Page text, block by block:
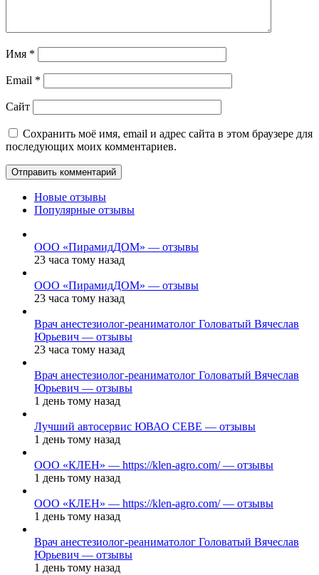
Имя *
Email *
Сайт
Сохранить моё имя, email и адрес сайта в этом браузере для
последующих моих комментариев.
Новые отзывы
Популярные отзывы
ООО «ПирамидДОМ» — отзывы
23 часа тому назад
ООО «ПирамидДОМ» — отзывы
23 часа тому назад
Врач анестезиолог-реаниматолог Головатый Вячеслав
Юрьевич — отзывы
23 часа тому назад
Врач анестезиолог-реаниматолог Головатый Вячеслав
Юрьевич — отзывы
1 день тому назад
Лучший автосервис ЮВАО CEBE — отзывы
1 день тому назад
ООО «КЛЕН» — https://klen-agro.com/ — отзывы
1 день тому назад
ООО «КЛЕН» — https://klen-agro.com/ — отзывы
1 день тому назад
Врач анестезиолог-реаниматолог Головатый Вячеслав
Юрьевич — отзывы
1 день тому назад